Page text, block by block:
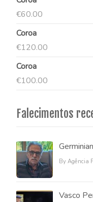
€60.00
Coroa
€120.00
Coroa
€100.00
Falecimentos
By Agência
Vasco